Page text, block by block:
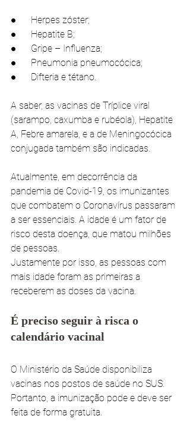
●      Herpes zóster;
●      Hepatite B;
●      Gripe – Influenza;
●      Pneumonia pneumocócica;
●      Difteria e tétano.
A saber, as vacinas de Tríplice viral
(sarampo, caxumba e rubéola), Hepatite
A, Febre amarela, e a de Meningocócica
conjugada também são indicadas.
Atualmente, em decorrência da
pandemia de Covid-19, os imunizantes
que combatem o Coronavírus passaram
a ser essenciais. A idade é um fator de
risco desta doença, que matou milhões
de pessoas.
Justamente por isso, as pessoas com
mais idade foram as primeiras a
receberem as doses da vacina.
É preciso seguir à risca o
calendário vacinal
O Ministério da Saúde disponibiliza
vacinas nos postos de saúde no SUS.
Portanto, a imunização pode e deve ser
feita de forma gratuita.